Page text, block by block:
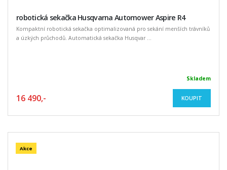
robotická sekačka Husqvarna Automower Aspire R4
Kompaktní robotická sekačka optimalizovaná pro sekání menších trávníků
a úzkých průchodů. Automatická sekačka Husqvar ...
Skladem
16 490,- KOUPIT
Akce